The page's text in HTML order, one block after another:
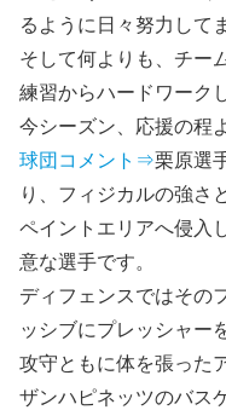
るように日々努力して
そして何よりも、チー
練習からハードワーク
今シーズン、応援の程
球団コメント⇒栗原選
り、フィジカルの強さ
ペイントエリアへ侵入
意な選手です。
ディフェンスではその
ッシブにプレッシャー
攻守ともに体を張った
ザンハピネッツのバス